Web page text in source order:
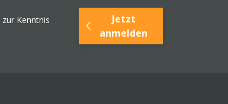
zur Kenntnis
Jetzt
anmelden